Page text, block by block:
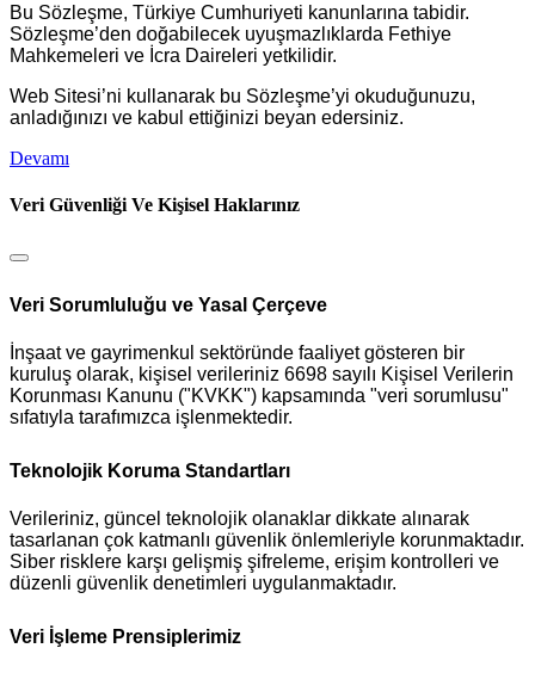
Bu Sözleşme, Türkiye Cumhuriyeti kanunlarına tabidir.
Sözleşme’den doğabilecek uyuşmazlıklarda Fethiye
Mahkemeleri ve İcra Daireleri yetkilidir.
Web Sitesi’ni kullanarak bu Sözleşme’yi okuduğunuzu,
anladığınızı ve kabul ettiğinizi beyan edersiniz.
Devamı
Veri Güvenliği Ve Kişisel Haklarınız
Veri Sorumluluğu ve Yasal Çerçeve
İnşaat ve gayrimenkul sektöründe faaliyet gösteren bir
kuruluş olarak, kişisel verileriniz 6698 sayılı Kişisel Verilerin
Korunması Kanunu ("KVKK") kapsamında "veri sorumlusu"
sıfatıyla tarafımızca işlenmektedir.
Teknolojik Koruma Standartları
Verileriniz, güncel teknolojik olanaklar dikkate alınarak
tasarlanan çok katmanlı güvenlik önlemleriyle korunmaktadır.
Siber risklere karşı gelişmiş şifreleme, erişim kontrolleri ve
düzenli güvenlik denetimleri uygulanmaktadır.
Veri İşleme Prensiplerimiz